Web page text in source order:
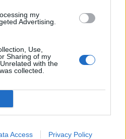
my
Advertising.
Use,
Sharing of my
with the
collected.
Access Privacy Policy
Στην ΑΒΑΞ η
ηλεκτροπαραγωγής
Λάρισα Θερμοηλεκτρική
τη μελέτη, την
μονάδας ηλεκτροπαραγωγής
800 MW. Η νέα ανάθεση
και την τεχνογνωσία του Ομίλου